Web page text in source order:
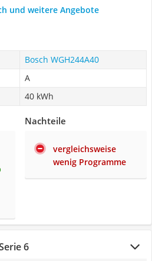
und weitere Angebote
Bosch WGH244A40
A
40 kWh
Nachteile
vergleichsweise
wenig Programme
6